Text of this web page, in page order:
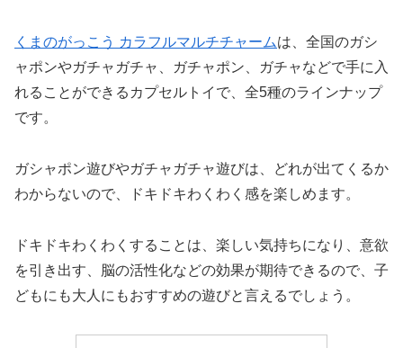
くまのがっこう カラフルマルチチャームは、全国のガシ
ャポンやガチャガチャ、ガチャポン、ガチャなどで手に入
れることができるカプセルトイで、全5種のラインナップ
です。
ガシャポン遊びやガチャガチャ遊びは、どれが出てくるか
わからないので、ドキドキわくわく感を楽しめます。
ドキドキわくわくすることは、楽しい気持ちになり、意欲
を引き出す、脳の活性化などの効果が期待できるので、子
どもにも大人にもおすすめの遊びと言えるでしょう。